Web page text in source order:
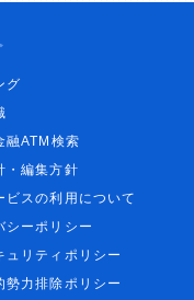
グ
融ATM検索
・編集方針
ビスの利用について
シーポリシー
ュリティポリシー
勢力排除ポリシー